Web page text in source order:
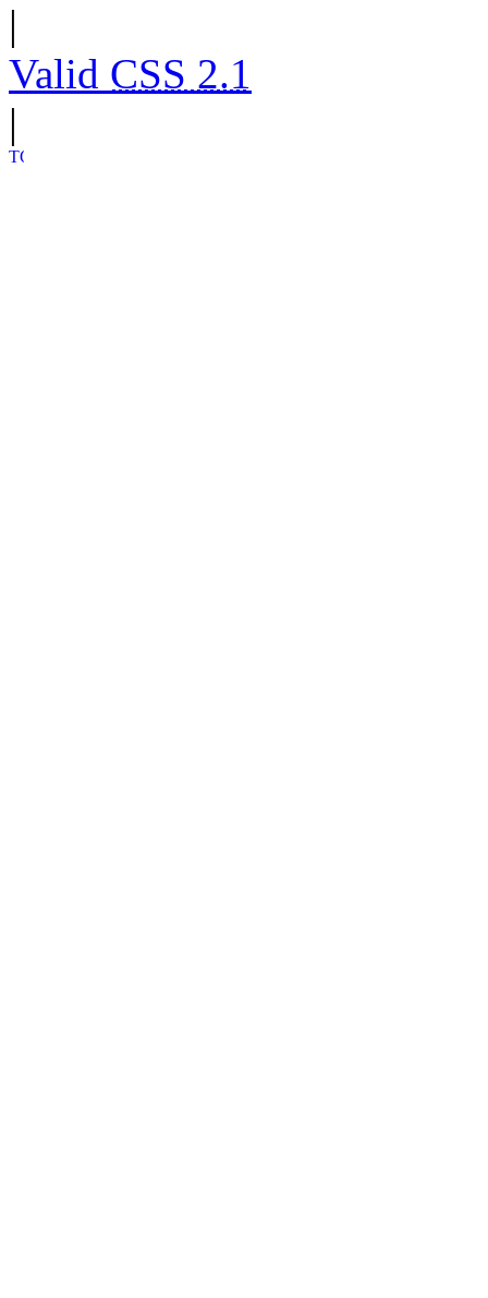
|
Valid CSS 2.1
|